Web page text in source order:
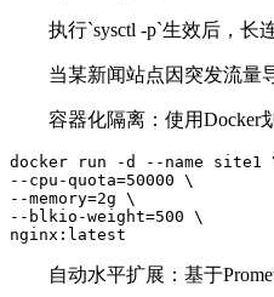
执行`sysctl -p`生效后，长
当某新闻站点因突发流量
容器化隔离：使用Docker
docker run -d --name
--cpu-quota=50000 \
--memory=2g \
--blkio-weight=500 \
nginx:latest
自动水平扩展：基于